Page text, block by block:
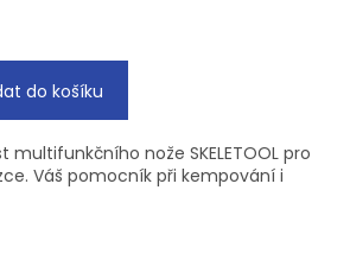
do košíku
multifunkčního nože SKELETOOL pro
Váš pomocník při kempování i